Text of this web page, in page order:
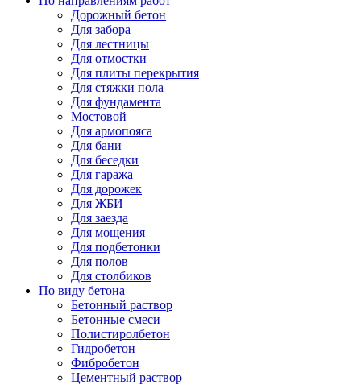
Дорожный бетон
Для забора
Для лестницы
Для отмостки
Для плиты перекрытия
Для стяжки пола
Для фундамента
Мостовой
Для армопояса
Для бани
Для беседки
Для гаража
Для дорожек
Для ЖБИ
Для заезда
Для мощения
Для подбетонки
Для полов
Для столбиков
По виду бетона
Бетонный раствор
Бетонные смеси
Полистиролбетон
Гидробетон
Фибробетон
Цементный раствор